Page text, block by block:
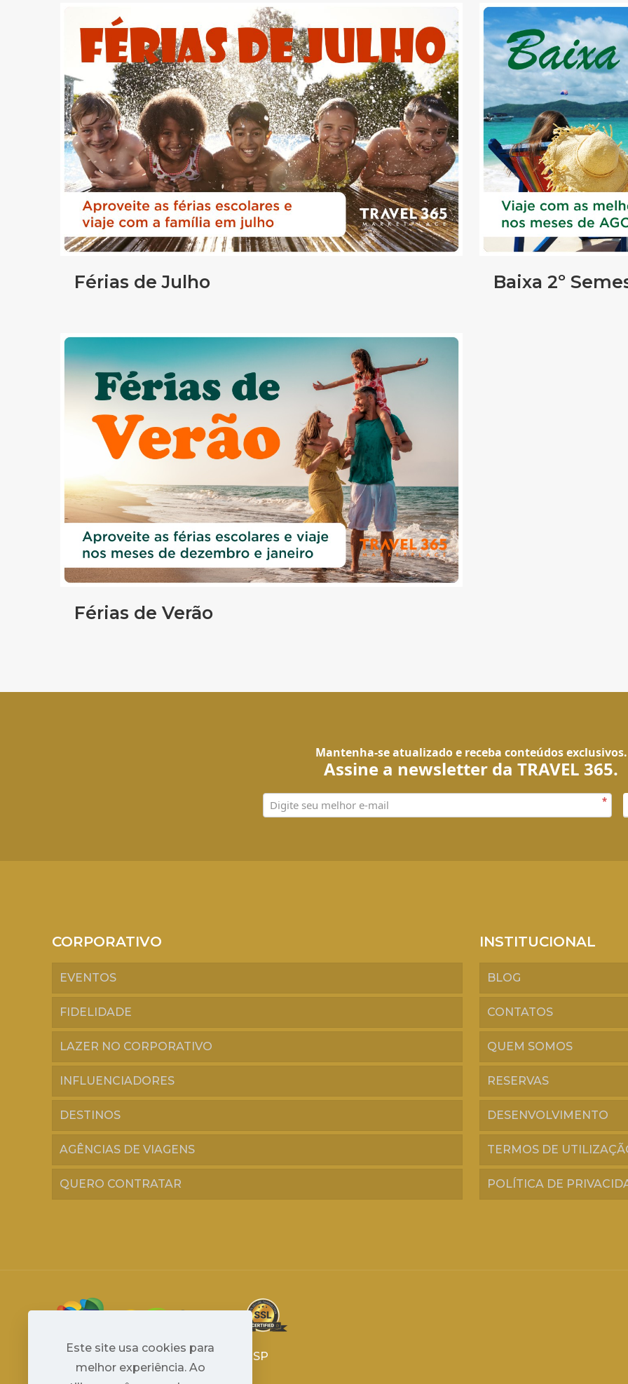
Férias de Julho Baixa 2º
Férias de Verão
Mantenha-se atualizado e receba conteúdos exclusivos.
Assine a newsletter da TRAVEL 365.
*
CORPORATIVO
EVENTOS
FIDELIDADE
LAZER NO CORPORATIVO
INFLUENCIADORES
DESTINOS
AGÊNCIAS DE VIAGENS
QUERO CONTRATAR
INSTITUCIONAL
BLOG
CONTATOS
QUEM SOMOS
RESERVAS
DESENVOLVIMENTO
TERMOS DE
POLÍTICA DE
Avenida Paulista 1294 - São Paulo - SP
2024 © Travel 365 Marketplace
Este site usa cookies para
melhor experiência. Ao